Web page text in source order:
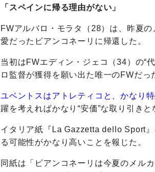
「スペインに帰る理由がない」
FWアルバロ・モラタ（28）は、昨夏
愛だったビアンコネーリに帰還した。
当初はFWエディン・ジェコ（34）の“
ロ監督が獲得を願い出た唯一のFWだっ
ユベントスはアトレティコと、かなり
躍を考えればかなり“安価”な取り引きと
イタリア紙『La Gazzetta dello Sport
る可能性がかなり高いことを報じた。
同紙は「ビアンコネーリは今夏のメル